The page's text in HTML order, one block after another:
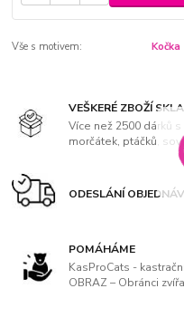
Vše s motivem: Kočka
VEŠKERÉ ZBOŽÍ
Více než 2500 dárků
morčátek, ptáčků,
ODESLÁNÍ
POMÁHÁME
KasProCats -
OBRAZ – Obránci